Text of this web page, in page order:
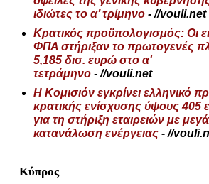
ιδιώτες το α’ τρίμηνο - //vouli.net
Κρατικός προϋπολογισμός: Οι
ΦΠΑ στήριξαν το πρωτογενές
5,185 δισ. ευρώ στο α'
τετράμηνο - //vouli.net
Η Κομισιόν εγκρίνει ελληνικό
κρατικής ενίσχυσης ύψους 405
για τη στήριξη εταιρειών με
κατανάλωση ενέργειας - //
Κύπρος